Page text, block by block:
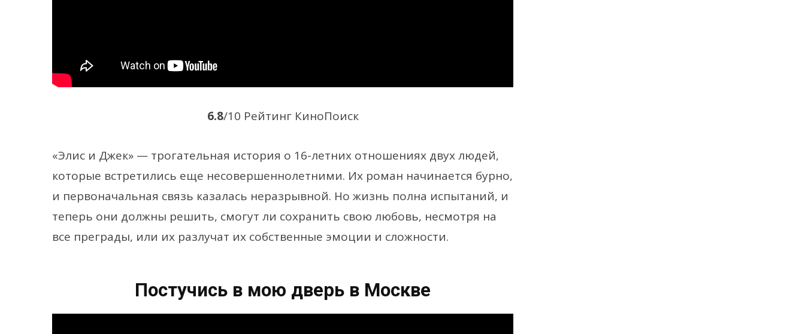
6.8/10 Рейтинг КиноПоиск
«Элис и Джек» — трогательная история о 16-летних отношениях двух людей,
которые встретились еще несовершеннолетними. Их роман начинается бурно,
и первоначальная связь казалась неразрывной. Но жизнь полна испытаний, и
теперь они должны решить, смогут ли сохранить свою любовь, несмотря на
все преграды, или их разлучат их собственные эмоции и сложности.
Постучись в мою дверь в Москве